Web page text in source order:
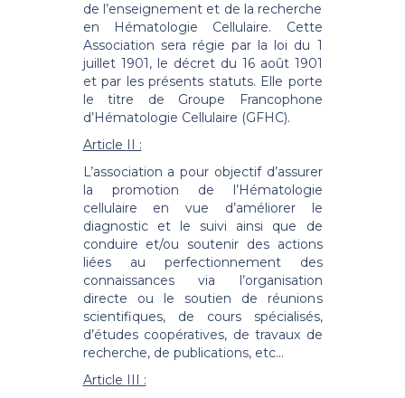
de l’enseignement et de la recherche
en Hématologie Cellulaire. Cette
Association sera régie par la loi du 1
juillet 1901, le décret du 16 août 1901
et par les présents statuts. Elle porte
le titre de Groupe Francophone
d’Hématologie Cellulaire (GFHC).
Article II :
L’association a pour objectif d’assurer
la promotion de l’Hématologie
cellulaire en vue d’améliorer le
diagnostic et le suivi ainsi que de
conduire et/ou soutenir des actions
liées au perfectionnement des
connaissances via l’organisation
directe ou le soutien de réunions
scientifiques, de cours spécialisés,
d’études coopératives, de travaux de
recherche, de publications, etc…
Article III :